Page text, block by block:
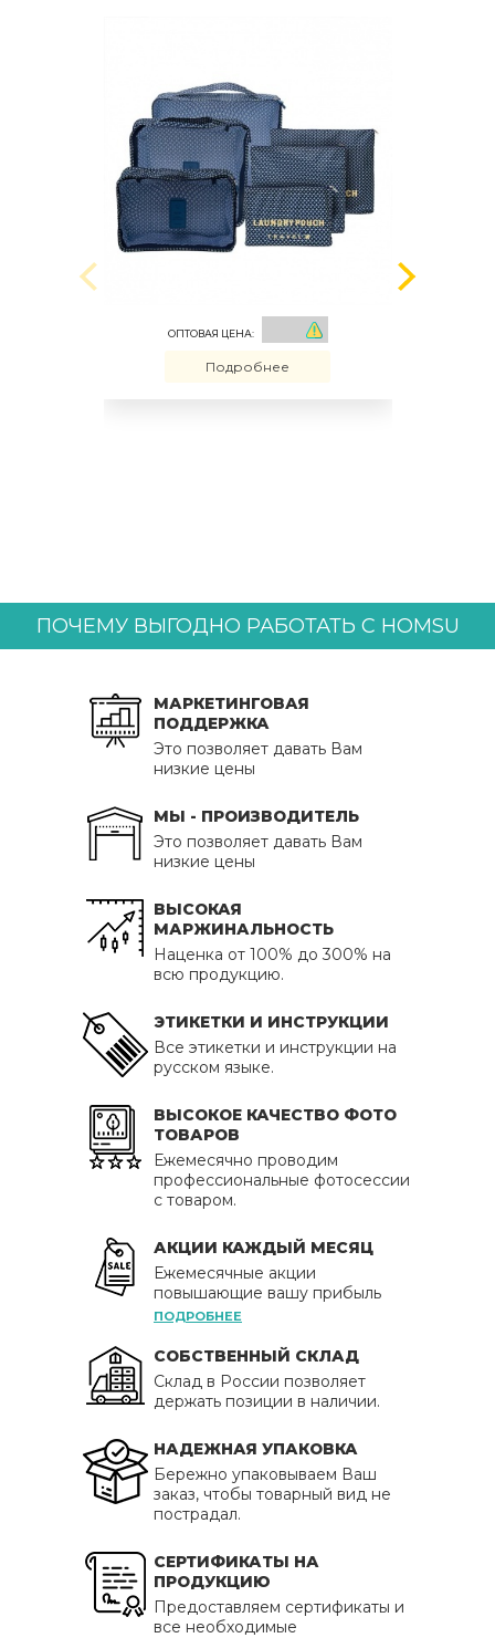
ОПТОВАЯ ЦЕНА:
Подробнее
ПОЧЕМУ ВЫГОДНО РАБОТАТЬ С HOMSU
МАРКЕТИНГОВАЯ
ПОДДЕРЖКА
Это позволяет давать Вам
низкие цены
МЫ - ПРОИЗВОДИТЕЛЬ
Это позволяет давать Вам
низкие цены
ВЫСОКАЯ
МАРЖИНАЛЬНОСТЬ
Наценка от 100% до 300% на
всю продукцию.
ЭТИКЕТКИ И ИНСТРУКЦИИ
Все этикетки и инструкции на
русском языке.
ВЫСОКОЕ КАЧЕСТВО ФОТО
ТОВАРОВ
Ежемесячно проводим
профессиональные фотосессии
с товаром.
АКЦИИ КАЖДЫЙ МЕСЯЦ
Ежемесячные акции
повышающие вашу прибыль
ПОДРОБНЕЕ
СОБСТВЕННЫЙ СКЛАД
Склад в России позволяет
держать позиции в наличии.
НАДЕЖНАЯ УПАКОВКА
Бережно упаковываем Ваш
заказ, чтобы товарный вид не
пострадал.
СЕРТИФИКАТЫ НА
ПРОДУКЦИЮ
Предоставляем сертификаты и
все необходимые